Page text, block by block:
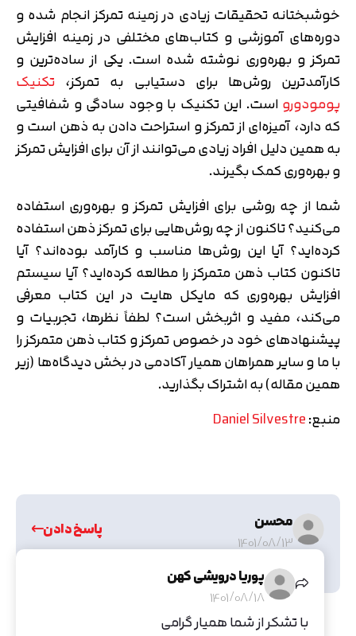
خوشبختانه تحقیقات زیادی در زمینه تمرکز انجام شده و
دوره‌های آموزشی و کتاب‌های مختلفی در زمینه افزایش
تمرکز و بهره‌وری نوشته شده است. یکی از ساده‌ترین و
کارآمدترین روش‌ها برای دستیابی به تمرکز، تکنیک
پومودورواست. این تکنیک با وجود سادگی و شفافیتی
که دارد، آمیزه‌ای از تمرکز و استراحت دادن به ذهن است و
به همین دلیل افراد زیادی می‌توانند از آن برای افزایش تمرکز
و بهره‌وری کمک بگیرند.
شما از چه روشی برای افزایش تمرکز و بهره‌وری استفاده
می‌کنید؟ تاکنون از چه روش‌هایی برای تمرکز ذهن استفاده
کرده‌اید؟ آیا این روش‌ها مناسب و کارآمد بوده‌اند؟ آیا
تاکنون کتاب ذهن متمرکز را مطالعه کرده‌اید؟ آیا سیستم
افزایش بهره‌وری که مایکل هایت در این کتاب معرفی
می‌کند، مفید و اثربخش است؟ لطفاً نظرها، تجربیات و
پیشنهادهای خود در خصوص تمرکز و کتاب ذهن متمرکز را
با ما و سایر همراهان همیار آکادمی در بخش دیدگاه‌ها (زیر
همین مقاله) به اشتراک بگذارید.
منبع:Daniel Silvestre
محسن
1401/08/13
پاسخ دادن
سلام عالی بودپوریا درویشی کهن
1401/08/18
با تشکر از شما همیار گرامی